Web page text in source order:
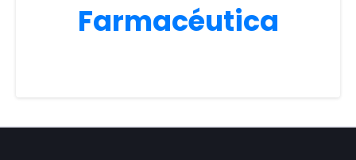
Farmacéutica